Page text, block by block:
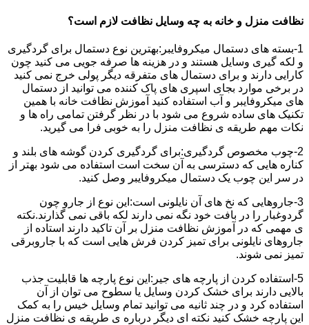
نظافت منزل و خانه به چه وسایل نظافت لازم است؟
1-بسته های دستمال میکروفایبر:بهترین نوع دستمال برای گردگیری
و لکه گیری وسایل هستند و در هزینه ها صرفه جویی می کنید چون
کارایی دارند و برای دستمال های متفرقه دیگر پولی خرج نمی کنید
در برخی موارد بجای اسپری های پاک کننده می توانید از دستمال
های میکروفایبر و آب استفاده کنید آموزش نظافت خانه با همین
تکنیک های ساده شروع می شود با در نظر گرفتن تمامی راه ها و
نکات مهم طریقه ی نظافت منزل را به خوبی فرا می گیرید.
2-چوب مخصوص گردگیری:برای گردگیری کردن گوشه های بلند و
کناره هایی که دسترسی به آن سخت است استفاده می شود بهتر از
در سر این چوب یک دستمال میکروفایبر وصل کنید.
3-جاروهایی که نخ های آن نایلونی است:این نوع از جارو چون
گردوغبار را در بافت خود نگه نمی دارند لکه باقی نمی گذارند.نکته
ی مهمی که در آموزش نظافت منزل بر آن تاکید دارند استاده از
جاروهای نایلونی برای تمیز کردن فرش هایی است که با جاروبرقی
تمیز نمی شوند.
5-استفاده کردن از پارچه های جیر:این نوع پارچه ها قابلیت جذب
بالایی دارند برای خشک کردن وسایل یا سطوح می توان از آن
استفاده کرد و در چند ثانیه می توانید تمام وسایل خیس را به کمک
این پارچه خشک کنید نکته ای دیگر درباره ی طریقه ی نظافت منزل